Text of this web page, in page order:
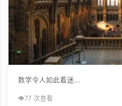
数学令人如此着迷...
👁️77 次查看